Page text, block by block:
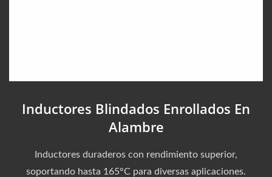
Inductores Blindados Enrollados En
Alambre
Inductores duraderos con rendimiento superior,
soportando hasta 165°C para diversas aplicaciones.